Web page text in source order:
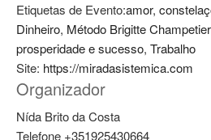
Etiquetas de Evento:amor,
Dinheiro, Método Brigitte
prosperidade e sucesso, Trabalho
Site: https://miradasistemica.com
Organizador
Nída Brito da Costa
Telefone +351925430664